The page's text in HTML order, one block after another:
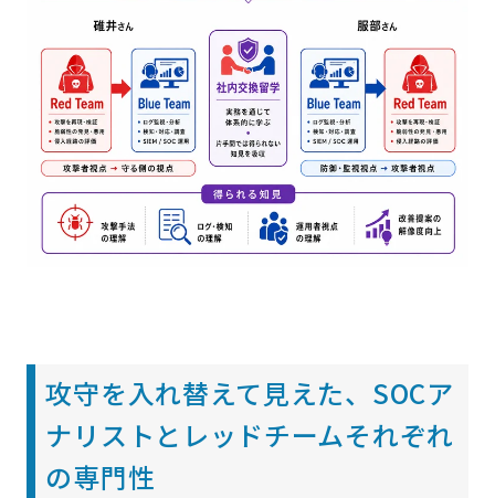
攻守を入れ替えて見えた、SOCア
ナリストとレッドチームそれぞれ
の専門性